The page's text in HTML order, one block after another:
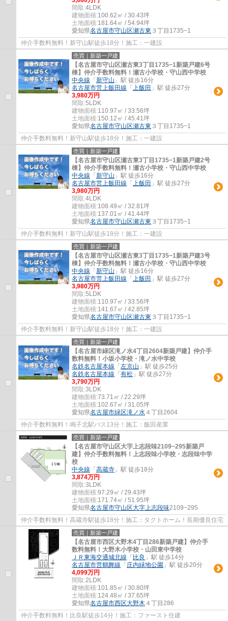
間取:4LDK
建物面積:100.62㎡ / 30.43坪
土地面積:181.64㎡ / 54.94坪
愛知県名古屋市守山区瀬古東 ３丁目1735−1
仲介手数料無料！新守山駅徒歩18分！施工：一建設
売買｜新築一戸建
【名古屋市守山区瀬古東3丁目1735−1新築戸建6号
棟】仲介手数料無料！瀬古小学校・守山西中学校
中央線 「 新守山 」駅 徒歩16分
名古屋市営上飯田線 「 上飯田 」駅 徒歩27分
3,980万円
間取:5LDK
建物面積:110.97㎡ / 33.56坪
土地面積:150.12㎡ / 45.41坪
愛知県名古屋市守山区瀬古東 ３丁目1735−1
仲介手数料無料！新守山駅徒歩18分！施工：一建設
売買｜新築一戸建
【名古屋市守山区瀬古東3丁目1735−1新築戸建2号
棟】仲介手数料無料！瀬古小学校・守山西中学校
中央線 「 新守山 」駅 徒歩16分
名古屋市営上飯田線 「 上飯田 」駅 徒歩27分
3,980万円
間取:4LDK
建物面積:108.49㎡ / 32.81坪
土地面積:137.01㎡ / 41.44坪
愛知県名古屋市守山区瀬古東 ３丁目1735−1
仲介手数料無料！新守山駅徒歩18分！施工：一建設
売買｜新築一戸建
【名古屋市守山区瀬古東3丁目1735−1新築戸建3号
棟】仲介手数料無料！瀬古小学校・守山西中学校
中央線 「 新守山 」駅 徒歩16分
名古屋市営上飯田線 「 上飯田 」駅 徒歩27分
3,980万円
間取:5LDK
建物面積:110.97㎡ / 33.56坪
土地面積:141.67㎡ / 42.85坪
愛知県名古屋市守山区瀬古東 ３丁目1735−1
仲介手数料無料！新守山駅徒歩18分！施工：一建設
売買｜新築一戸建
【名古屋市緑区滝ノ水4丁目2604新築戸建】仲介手
数料無料！小坂小学校・滝ノ水中学校
名鉄名古屋本線 「 左京山 」駅 徒歩25分
名鉄名古屋本線 「 有松 」駅 徒歩27分
3,790万円
間取:3LDK
建物面積:73.71㎡ / 22.29坪
土地面積:102.67㎡ / 31.05坪
愛知県名古屋市緑区滝ノ水 ４丁目2604
仲介手数料無料！鳴子北駅バス13分！施工：飯田産業
売買｜新築一戸建
【名古屋市守山区大字上志段味2109−295新築戸
建】仲介手数料無料！上志段味小学校・志段味中学
校
中央線 「 高蔵寺 」駅 徒歩18分
3,874万円
間取:3LDK
建物面積:97.29㎡ / 29.43坪
土地面積:171.74㎡ / 51.95坪
愛知県名古屋市守山区大字上志段味2109−295
仲介手数料無料！高蔵寺駅徒歩18分！施工：タクトホーム！長期優良住宅
売買｜新築一戸建
【名古屋市西区大野木4丁目286新築戸建】仲介手
数料無料！大野木小学校・山田東中学校
ＪＲ東海交通城北線 「 比良 」駅 徒歩14分
名古屋市営鶴舞線 「 庄内緑地公園 」駅 徒歩20分
4,099万円
間取:2LDK
建物面積:101.85㎡ / 30.80坪
土地面積:124.48㎡ / 37.65坪
愛知県名古屋市西区大野木 ４丁目286
仲介手数料無料！比良駅徒歩14分！施工：ファースト住建